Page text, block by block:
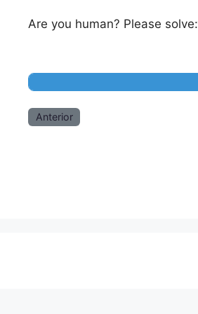
Are you human? Please solve:
Anterior